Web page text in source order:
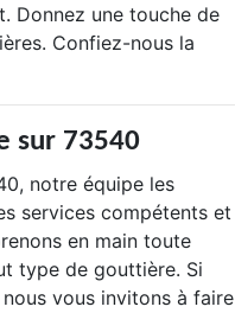
Donnez une touche de
Confiez-nous la
sur 73540
notre équipe les
services compétents et
en main toute
type de gouttière. Si
vous invitons à faire